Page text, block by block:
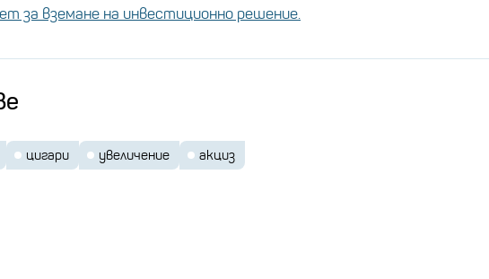
за вземане на инвестиционно решение.
цигари увеличение акциз